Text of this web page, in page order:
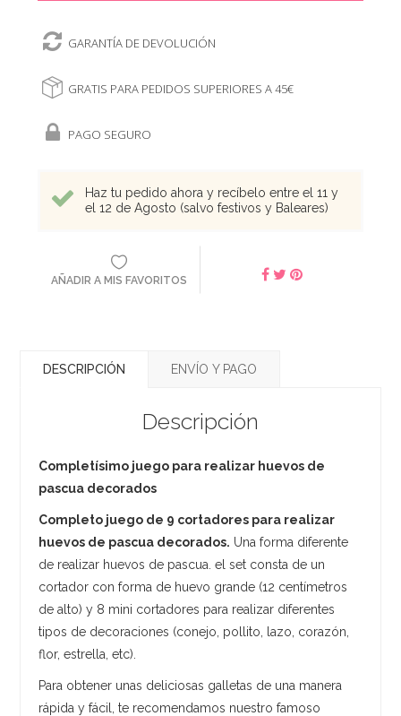
GARANTÍA DE DEVOLUCIÓN
GRATIS PARA PEDIDOS SUPERIORES A 45€
PAGO SEGURO
Haz tu pedido ahora y recíbelo entre el 11 y
el 12 de Agosto (salvo festivos y Baleares)
AÑADIR A MIS FAVORITOS
DESCRIPCIÓN ENVÍO Y PAGO
Descripción
Completísimo juego para realizar huevos de
pascua decorados
Completo juego de 9 cortadores para realizar
huevos de pascua decorados. Una forma diferente
de realizar huevos de pascua. el set consta de un
cortador con forma de huevo grande (12 centímetros
de alto) y 8 mini cortadores para realizar diferentes
tipos de decoraciones (conejo, pollito, lazo, corazón,
flor, estrella, etc).
Para obtener unas deliciosas galletas de una manera
rápida y fácil, te recomendamos nuestro famoso